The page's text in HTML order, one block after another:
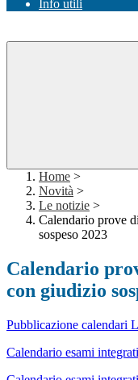
Info utili
Home >
Novità >
Le notizie >
Calendario prove
sospeso 2023
Calendario
con giudizio
Pubblicazione calendari
Calendario esami